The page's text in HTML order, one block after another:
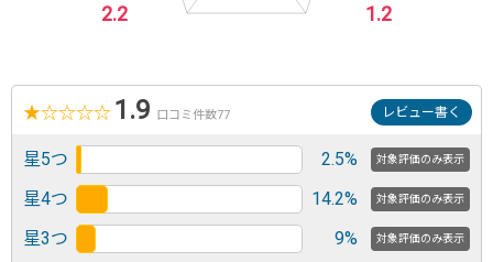
1.2
2.2
★☆☆☆☆ 1.9 口コミ件数77 レビュー書く
星5つ 2.5% 対象評価のみ表示
星4つ 14.2% 対象評価のみ表示
星3つ 9% 対象評価のみ表示